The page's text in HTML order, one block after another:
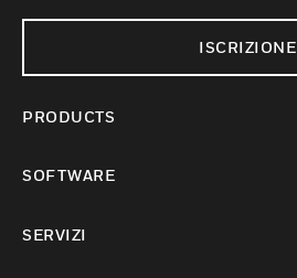
ISCRIZIONE
PRODUCTS
SOFTWARE
SERVIZI